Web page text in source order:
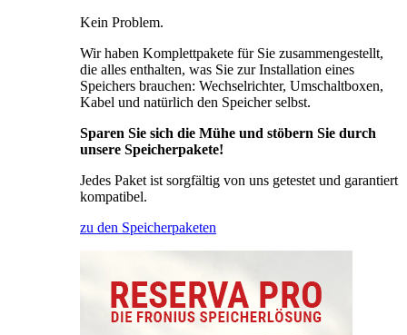
Kein Problem.
Wir haben Komplettpakete für Sie zusammengestellt,
die alles enthalten, was Sie zur Installation eines
Speichers brauchen: Wechselrichter, Umschaltboxen,
Kabel und natürlich den Speicher selbst.
Sparen Sie sich die Mühe und stöbern Sie durch
unsere Speicherpakete!
Jedes Paket ist sorgfältig von uns getestet und garantiert
kompatibel.
zu den Speicherpaketen